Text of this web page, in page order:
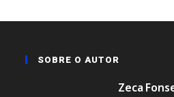
SOBRE O AUTOR
Zeca